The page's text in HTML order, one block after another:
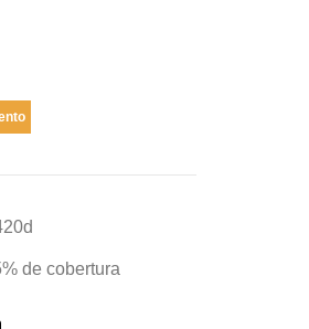
de cobertura